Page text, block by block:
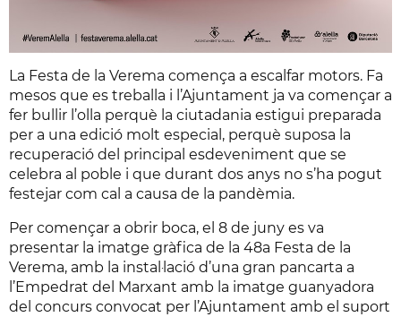
La Festa de la Verema comença a escalfar motors. Fa
mesos que es treballa i l’Ajuntament ja va començar a
fer bullir l’olla perquè la ciutadania estigui preparada
per a una edició molt especial, perquè suposa la
recuperació del principal esdeveniment que se
celebra al poble i que durant dos anys no s’ha pogut
festejar com cal a causa de la pandèmia.
Per començar a obrir boca, el 8 de juny es va
presentar la imatge gràfica de la 48a Festa de la
Verema, amb la instal·lació d’una gran pancarta a
l’Empedrat del Marxant amb la imatge guanyadora
del concurs convocat per l’Ajuntament amb el suport